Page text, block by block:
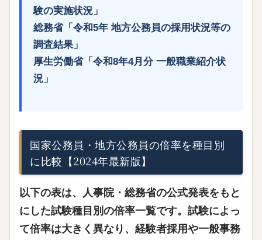
験の実施状況」
総務省「令和5年 地方公務員の採用状況等の
調査結果」
厚生労働省「令和8年4月分 一般職業紹介状
況」
国家公務員・地方公務員の倍率を種目別
に比較【2024年最新版】
以下の表は、人事院・総務省の公式発表をもと
にした試験種目別の倍率一覧です。試験によっ
て倍率は大きく異なり、 経験者採用や一般事務